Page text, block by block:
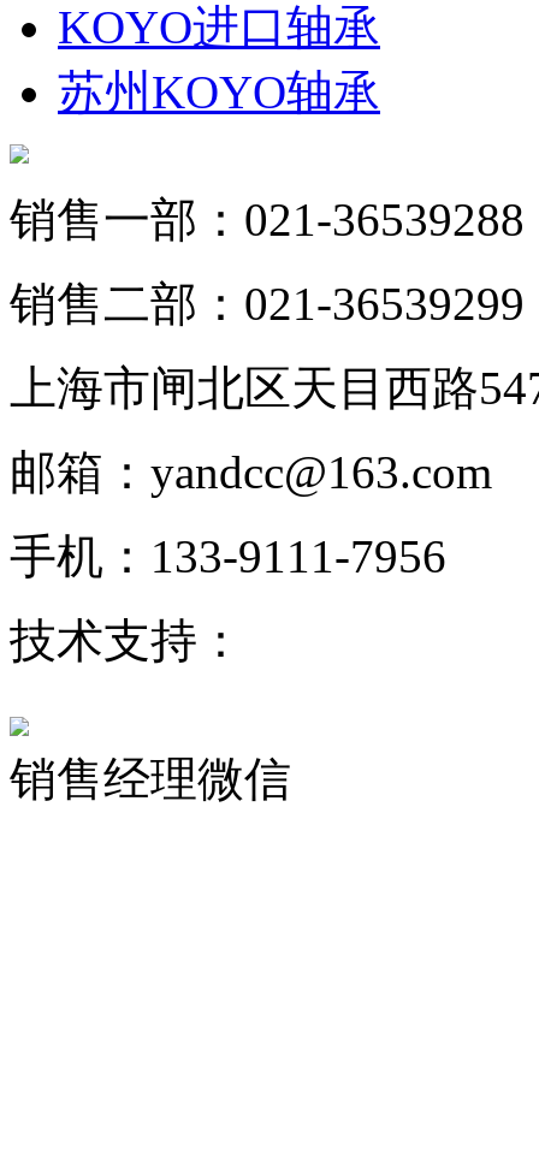
KOYO进口轴承
苏州KOYO轴承
销售一部：021-36539288
销售二部：021-36539299
上海市闸北区天目西路
邮箱：yandcc@163.com
手机：133-9111-7956
技术支持：
销售经理微信